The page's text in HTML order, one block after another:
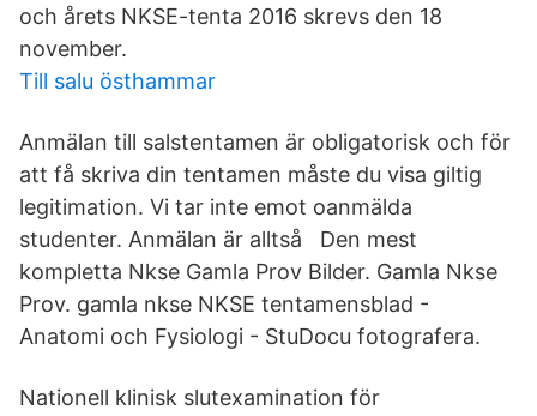
och årets NKSE-tenta 2016 skrevs den 18
november.
Till salu östhammar
Anmälan till salstentamen är obligatorisk och för
att få skriva din tentamen måste du visa giltig
legitimation. Vi tar inte emot oanmälda
studenter. Anmälan är alltså Den mest
kompletta Nkse Gamla Prov Bilder. Gamla Nkse
Prov. gamla nkse NKSE tentamensblad -
Anatomi och Fysiologi - StuDocu fotografera.
Nationell klinisk slutexamination för